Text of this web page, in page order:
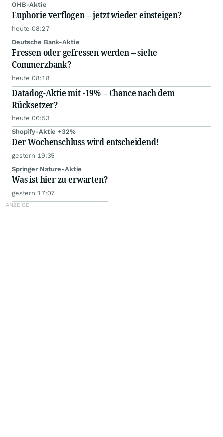
OHB-Aktie
Euphorie verflogen – jetzt wieder einsteigen?
heute 08:27
Deutsche Bank-Aktie
Fressen oder gefressen werden – siehe
Commerzbank?
heute 08:18
Datadog-Aktie mit -19% – Chance nach dem
Rücksetzer?
heute 06:53
Shopify-Aktie +32%
Der Wochenschluss wird entscheidend!
gestern 19:35
Springer Nature-Aktie
Was ist hier zu erwarten?
gestern 17:07